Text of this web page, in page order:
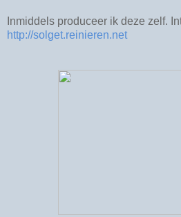
Inmiddels produceer ik deze zelf.
http://solget.reinieren.net